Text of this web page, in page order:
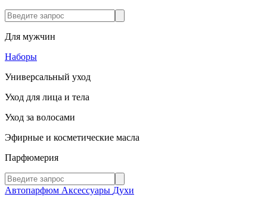
Для мужчин
Наборы
Универсальный уход
Уход для лица и тела
Уход за волосами
Эфирные и косметические масла
Парфюмерия
Автопарфюм Аксессуары Духи